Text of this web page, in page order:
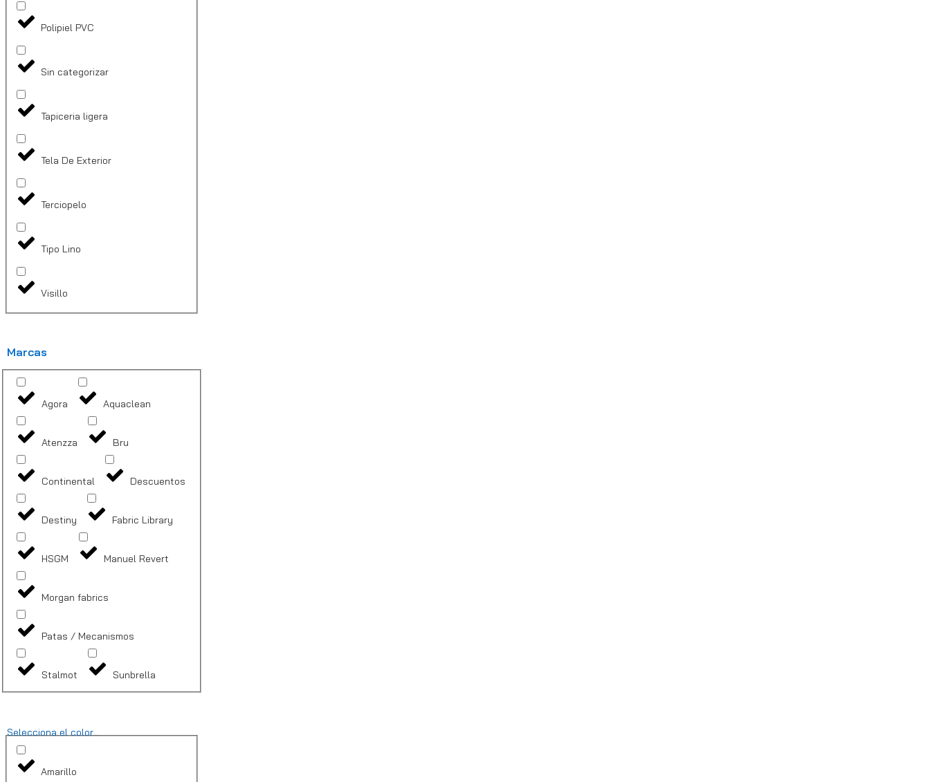
Polipiel PVC
Sin categorizar
Tapiceria ligera
Tela De Exterior
Terciopelo
Tipo Lino
Visillo
Marcas
Agora Aquaclean
Atenzza Bru
Continental Descuentos
Destiny Fabric Library
HSGM Manuel Revert
Morgan fabrics
Patas / Mecanismos
Stalmot Sunbrella
Selecciona el color...
Amarillo